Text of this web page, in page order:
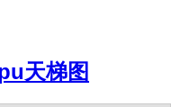
天梯图